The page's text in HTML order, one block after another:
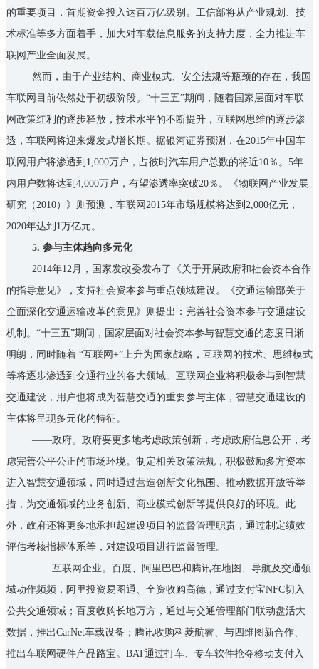
的重要项目，首期资金投入达百万亿级别。工信部将从产业规划、技
术标准等多方面着手，加大对车载信息服务的支持力度，全力推进车
联网产业全面发展。
然而，由于产业结构、商业模式、安全法规等瓶颈的存在，我国
车联网目前依然处于初级阶段。“十三五”期间，随着国家层面对车联
网政策红利的逐步释放，技术水平的不断提升，互联网思维的逐步渗
透，车联网将迎来爆发式增长期。据银河证券预测，在2015年中国车
联网用户将渗透到1,000万户，占彼时汽车用户总数的将近10％。5年
内用户数将达到4,000万户，有望渗透率突破20％。《物联网产业发展
研究（2010）》则预测，车联网2015年市场规模将达到2,000亿元，
2020年达到1万亿元。
5. 参与主体趋向多元化
2014年12月，国家发改委发布了《关于开展政府和社会资本合作
的指导意见》，支持社会资本参与重点领域建设。《交通运输部关于
全面深化交通运输改革的意见》则提出：完善社会资本参与交通建设
机制。“十三五”期间，国家层面对社会资本参与智慧交通的态度日渐
明朗，同时随着 “互联网+”上升为国家战略，互联网的技术、思维模式
等将逐步渗透到交通行业的各大领域。互联网企业将积极参与到智慧
交通建设，用户也将成为智慧交通的重要参与主体，智慧交通建设的
主体将呈现多元化的特征。
——政府。政府要更多地考虑政策创新，考虑政府信息公开，考
虑完善公平公正的市场环境。制定相关政策法规，积极鼓励多方资本
进入智慧交通领域，同时通过营造创新文化氛围、推动数据开放等举
措，为交通领域的业务创新、商业模式创新等提供良好的环境。此
外，政府还将更多地承担起建设项目的监督管理职责，通过制定绩效
评估考核指标体系等，对建设项目进行监督管理。
——互联网企业。百度、阿里巴巴和腾讯在地图、导航及交通领
域动作频频，阿里投资易图通、全资收购高德，通过支付宝NFC切入
公共交通领域；百度收购长地万方，通过与交通管理部门联动盘活大
数据，推出CarNet车载设备；腾讯收购科菱航睿、与四维图新合作、
推出车联网硬件产品路宝。BAT通过打车、专车软件抢夺移动支付入